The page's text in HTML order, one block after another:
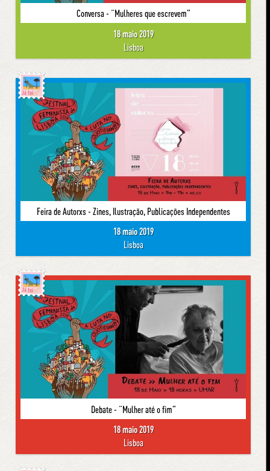
Conversa - “Mulheres que escrevem”
18 maio 2019
Lisboa
Já foi
Feira de Autorxs - Zines, Ilustração, Publicações Independentes
18 maio 2019
Lisboa
Já foi
Debate - “Mulher até o fim”
18 maio 2019
Lisboa